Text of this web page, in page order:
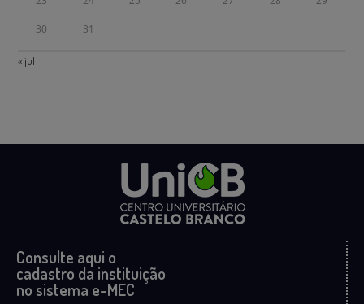
30 31
« jul
Consulte aqui o
cadastro da instituição
no sistema e-MEC